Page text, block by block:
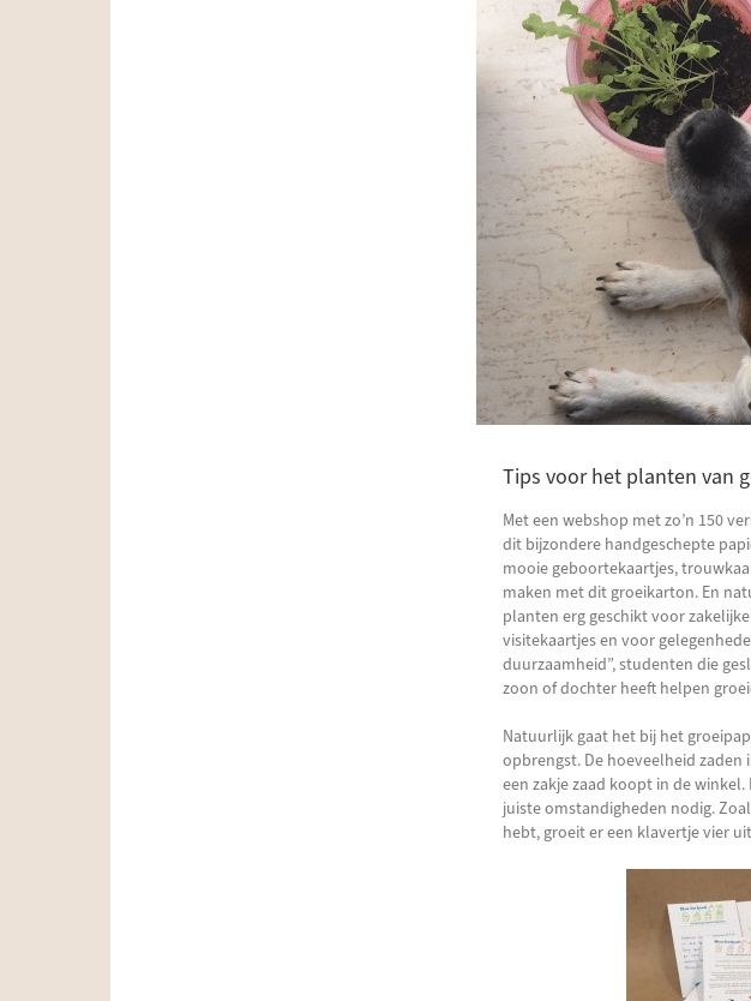
Tips voor het planten van
Met een webshop met zo’n 150
dit bijzondere handgeschepte
mooie geboortekaartjes,
maken met dit groeikarton. En
planten erg geschikt voor
visitekaartjes en voor
duurzaamheid”, studenten die
zoon of dochter heeft helpen
Natuurlijk gaat het bij het
opbrengst. De hoeveelheid
een zakje zaad koopt in de
juiste omstandigheden nodig.
hebt, groeit er een klavertje vier